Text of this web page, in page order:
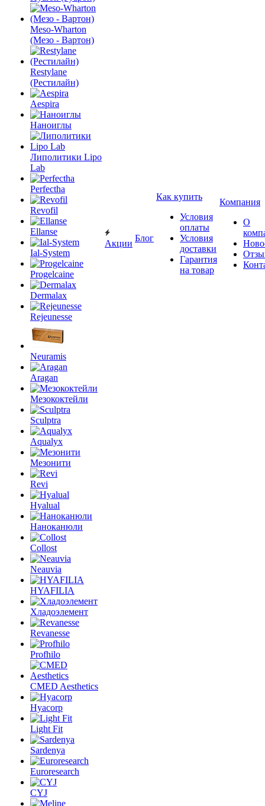
Meso-Wharton
(Мезо - Вартон)
Restylane
(Рестилайн)
Aespira
Наноиглы
Липолитики Lipo
Lab
Perfectha
Revofil
Ellanse
Ial-System
Progelcaine
Dermalax
Rejeunesse
Neuramis
Aragan
Мезококтейли
Sculptra
Aqualyx
Мезонити
Revi
Hyalual
Наноканюли
Collost
Neauvia
HYAFILIA
Хладоэлемент
Revanesse
Profhilo
CMED Aesthetics
Hyacorp
Light Fit
Sardenya
Euroresearch
CYJ
Акции
Блог
Как купить
Условия
оплаты
Условия
доставки
Гарантия
на товар
Компания
О